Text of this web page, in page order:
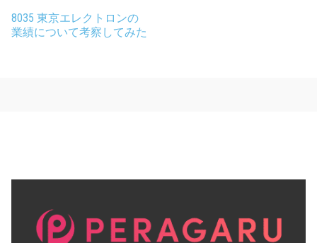
8035 東京エレクトロンの
業績について考察してみた